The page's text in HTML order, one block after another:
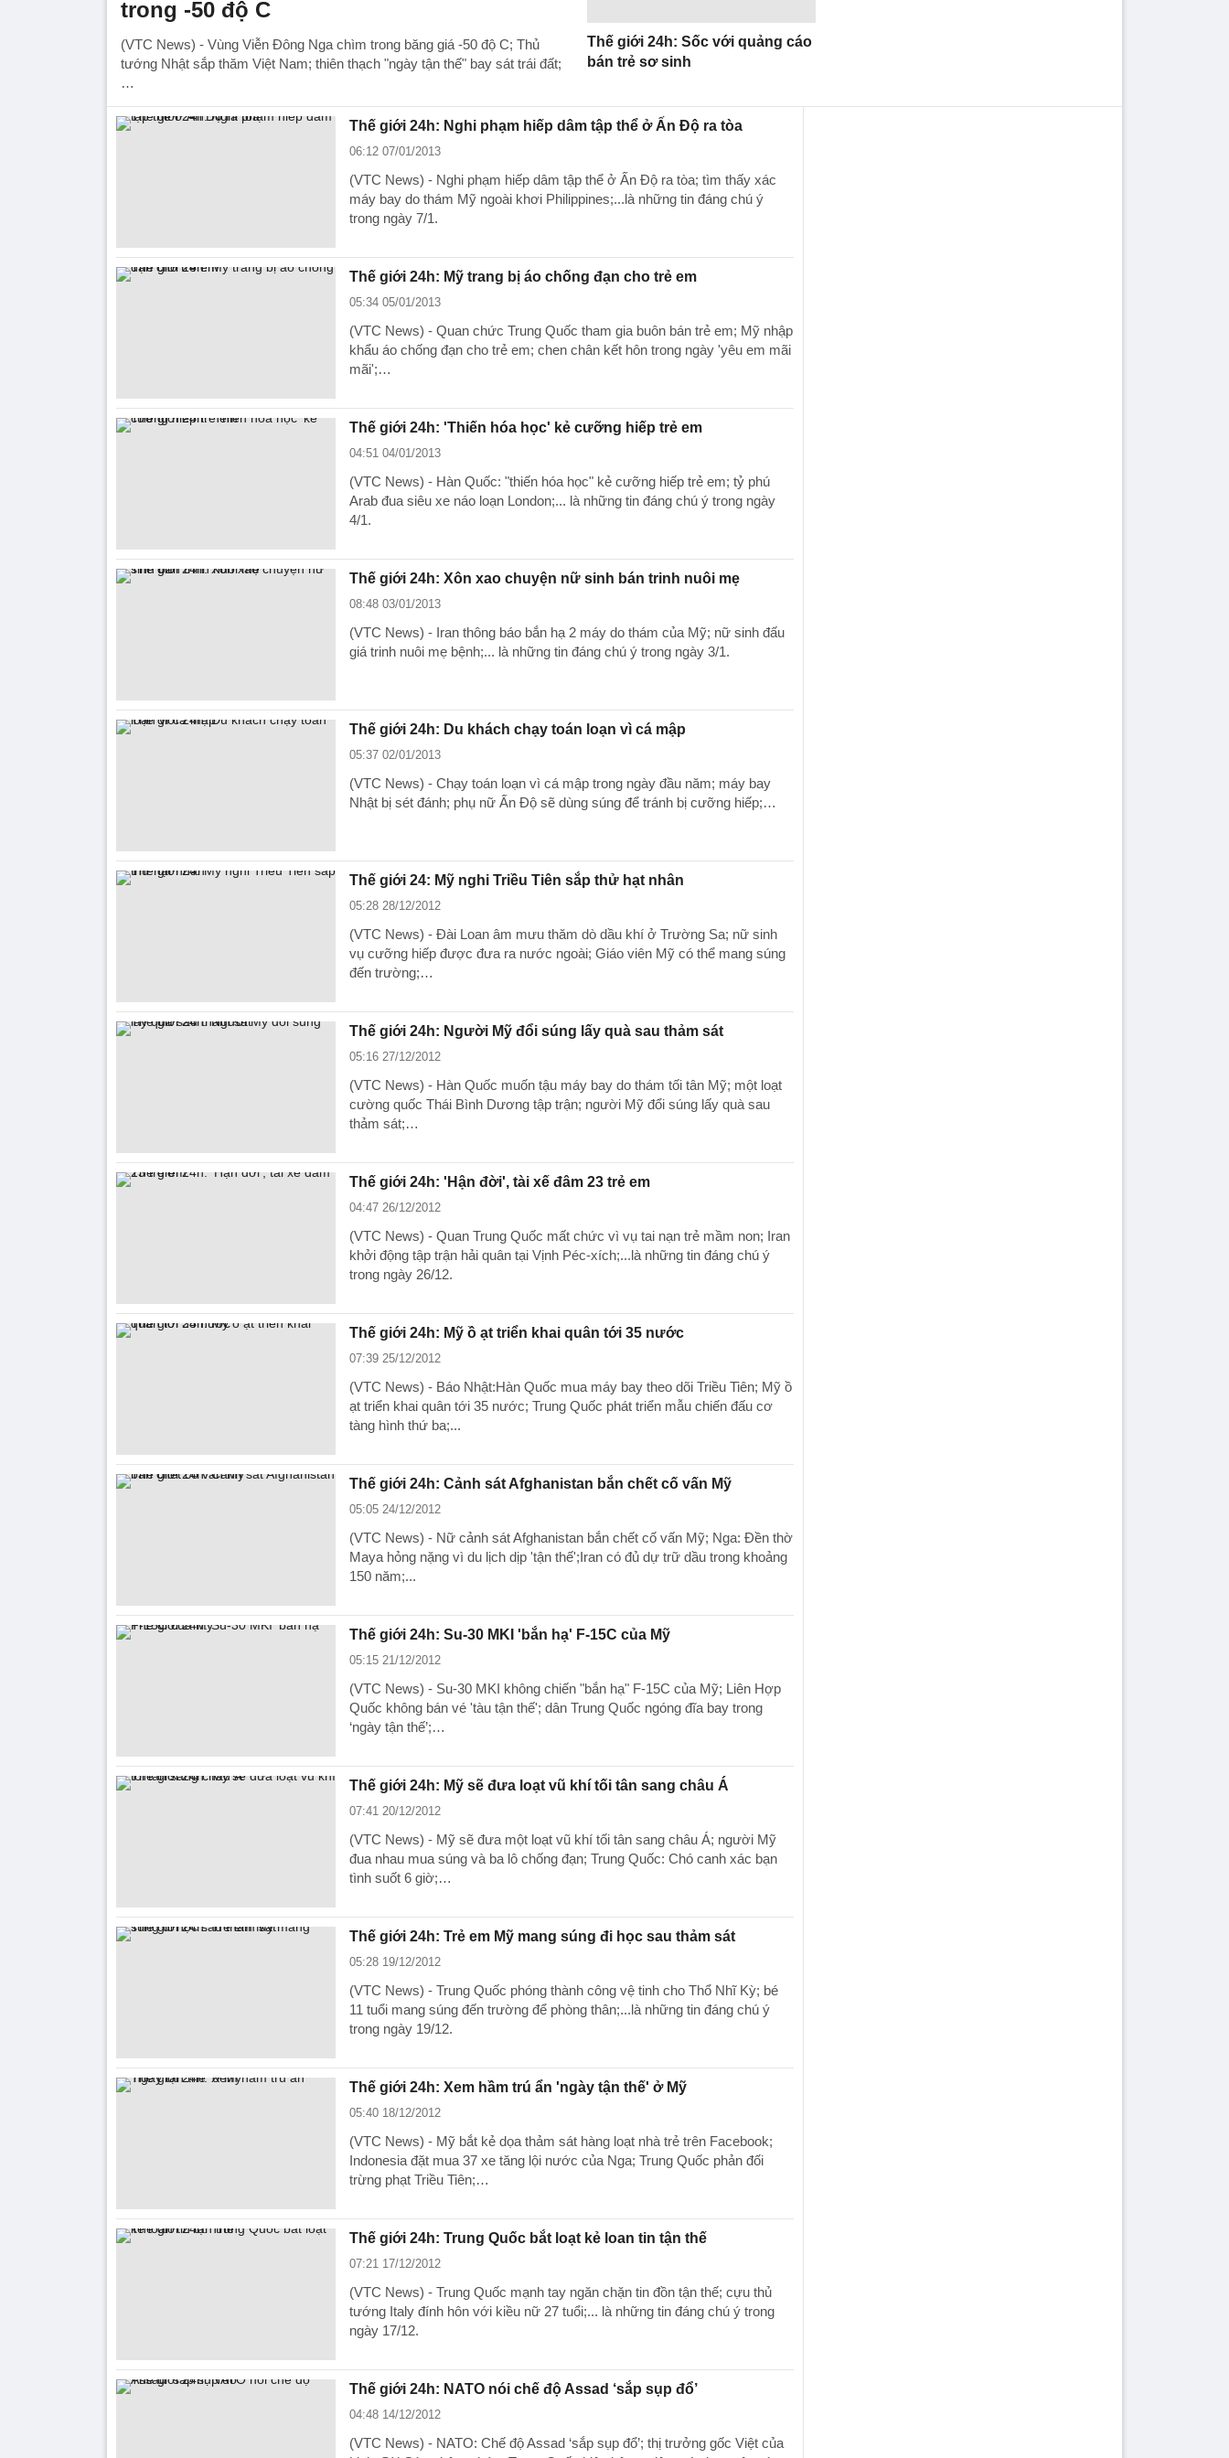
trong -50 độ C
(VTC News) - Vùng Viễn Đông Nga chìm trong băng giá -50 độ C; Thủ
tướng Nhật sắp thăm Việt Nam; thiên thạch "ngày tận thế" bay sát trái đất;
…
Thế giới 24h: Sốc với quảng cáo
bán trẻ sơ sinh
Thế giới 24h: Nghi phạm hiếp dâm tập thể ở Ấn Độ ra tòa
06:12 07/01/2013
(VTC News) - Nghi phạm hiếp dâm tập thể ở Ấn Độ ra tòa; tìm thấy xác
máy bay do thám Mỹ ngoài khơi Philippines;...là những tin đáng chú ý
trong ngày 7/1.
Thế giới 24h: Mỹ trang bị áo chống đạn cho trẻ em
05:34 05/01/2013
(VTC News) - Quan chức Trung Quốc tham gia buôn bán trẻ em; Mỹ nhập
khẩu áo chống đạn cho trẻ em; chen chân kết hôn trong ngày 'yêu em mãi
mãi';…
Thế giới 24h: 'Thiến hóa học' kẻ cưỡng hiếp trẻ em
04:51 04/01/2013
(VTC News) - Hàn Quốc: "thiến hóa học" kẻ cưỡng hiếp trẻ em; tỷ phú
Arab đua siêu xe náo loạn London;... là những tin đáng chú ý trong ngày
4/1.
Thế giới 24h: Xôn xao chuyện nữ sinh bán trinh nuôi mẹ
08:48 03/01/2013
(VTC News) - Iran thông báo bắn hạ 2 máy do thám của Mỹ; nữ sinh đấu
giá trinh nuôi mẹ bệnh;... là những tin đáng chú ý trong ngày 3/1.
Thế giới 24h: Du khách chạy toán loạn vì cá mập
05:37 02/01/2013
(VTC News) - Chạy toán loạn vì cá mập trong ngày đầu năm; máy bay
Nhật bị sét đánh; phụ nữ Ấn Độ sẽ dùng súng để tránh bị cưỡng hiếp;…
Thế giới 24: Mỹ nghi Triều Tiên sắp thử hạt nhân
05:28 28/12/2012
(VTC News) - Đài Loan âm mưu thăm dò dầu khí ở Trường Sa; nữ sinh
vụ cưỡng hiếp được đưa ra nước ngoài; Giáo viên Mỹ có thể mang súng
đến trường;…
Thế giới 24h: Người Mỹ đổi súng lấy quà sau thảm sát
05:16 27/12/2012
(VTC News) - Hàn Quốc muốn tậu máy bay do thám tối tân Mỹ; một loạt
cường quốc Thái Bình Dương tập trận; người Mỹ đổi súng lấy quà sau
thảm sát;…
Thế giới 24h: 'Hận đời', tài xế đâm 23 trẻ em
04:47 26/12/2012
(VTC News) - Quan Trung Quốc mất chức vì vụ tai nạn trẻ mầm non; Iran
khởi động tập trận hải quân tại Vịnh Péc-xích;...là những tin đáng chú ý
trong ngày 26/12.
Thế giới 24h: Mỹ ồ ạt triển khai quân tới 35 nước
07:39 25/12/2012
(VTC News) - Báo Nhật:Hàn Quốc mua máy bay theo dõi Triều Tiên; Mỹ ồ
ạt triển khai quân tới 35 nước; Trung Quốc phát triển mẫu chiến đấu cơ
tàng hình thứ ba;...
Thế giới 24h: Cảnh sát Afghanistan bắn chết cố vấn Mỹ
05:05 24/12/2012
(VTC News) - Nữ cảnh sát Afghanistan bắn chết cố vấn Mỹ; Nga: Đền thờ
Maya hỏng nặng vì du lịch dịp 'tận thế';Iran có đủ dự trữ dầu trong khoảng
150 năm;...
Thế giới 24h: Su-30 MKI 'bắn hạ' F-15C của Mỹ
05:15 21/12/2012
(VTC News) - Su-30 MKI không chiến "bắn hạ" F-15C của Mỹ; Liên Hợp
Quốc không bán vé 'tàu tận thế'; dân Trung Quốc ngóng đĩa bay trong
‘ngày tận thế’;…
Thế giới 24h: Mỹ sẽ đưa loạt vũ khí tối tân sang châu Á
07:41 20/12/2012
(VTC News) - Mỹ sẽ đưa một loạt vũ khí tối tân sang châu Á; người Mỹ
đua nhau mua súng và ba lô chống đạn; Trung Quốc: Chó canh xác bạn
tình suốt 6 giờ;…
Thế giới 24h: Trẻ em Mỹ mang súng đi học sau thảm sát
05:28 19/12/2012
(VTC News) - Trung Quốc phóng thành công vệ tinh cho Thổ Nhĩ Kỳ; bé
11 tuổi mang súng đến trường để phòng thân;...là những tin đáng chú ý
trong ngày 19/12.
Thế giới 24h: Xem hầm trú ẩn 'ngày tận thế' ở Mỹ
05:40 18/12/2012
(VTC News) - Mỹ bắt kẻ dọa thảm sát hàng loạt nhà trẻ trên Facebook;
Indonesia đặt mua 37 xe tăng lội nước của Nga; Trung Quốc phản đối
trừng phạt Triều Tiên;…
Thế giới 24h: Trung Quốc bắt loạt kẻ loan tin tận thế
07:21 17/12/2012
(VTC News) - Trung Quốc mạnh tay ngăn chặn tin đồn tận thế; cựu thủ
tướng Italy đính hôn với kiều nữ 27 tuổi;... là những tin đáng chú ý trong
ngày 17/12.
Thế giới 24h: NATO nói chế độ Assad ‘sắp sụp đổ’
04:48 14/12/2012
(VTC News) - NATO: Chế độ Assad ‘sắp sụp đổ’; thị trưởng gốc Việt của